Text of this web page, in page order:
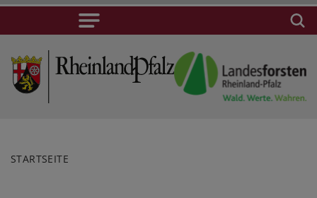
STARTSEITE